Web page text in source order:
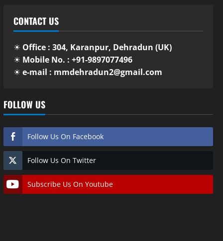
CONTACT US
☀ Office : 304, Karanpur, Dehradun (UK)
☀ Mobile No. : +91-9897077496
☀ e-mail : mmdehradun2@gmail.com
FOLLOW US
Follow Us On Facebook
Follow Us On Twitter
Subscribe Us On Youtube